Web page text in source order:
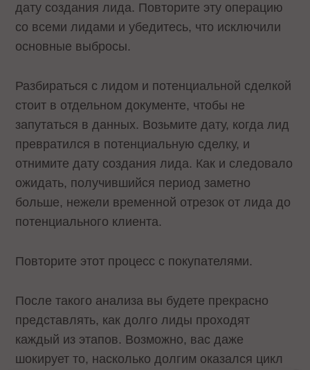
дату создания лида. Повторите эту операцию
со всеми лидами и убедитесь, что исключили
основные выбросы.
Разбираться с лидом и потенциальной сделкой
стоит в отдельном документе, чтобы не
запутаться в данных. Возьмите дату, когда лид
превратился в потенциальную сделку, и
отнимите дату создания лида. Как и следовало
ожидать, получившийся период заметно
больше, нежели временной отрезок от лида до
потенциального клиента.
Повторите этот процесс с покупателями.
После такого анализа вы будете прекрасно
представлять, как долго лиды проходят
каждый из этапов. Возможно, вас даже
шокирует то, насколько долгим оказался цикл